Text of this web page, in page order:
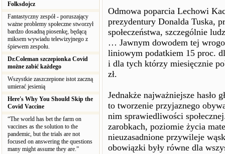
Folksdojcz
Fantastyczny zespół - poruszający
ważne problemy społeczne stworzył
bardzo dosadną piosenkę, będącą
miksem wywiadu telewizyjnego z
śpiewem zespołu.
Dr.Coleman szczepionka Covid
możne zabić każdego
Wszystkie zaszczepione istot zaczną
umierać jesienią
Here's Why You Should Skip the
Covid Vaccine
“The world has bet the farm on
vaccines as the solution to the
pandemic, but the trials are not
focused on answering the questions
many might assume they are.”
Odmowa poparcia Lechowi
prezydentury Donalda Tuska,
społeczeństwa, szczególnie
… Jawnym dowodem tej
liniowym podatkiem 15 proc.
i dla tych którzy miesięcznie
zł.
Jednakże najważniejsze hasło
to tworzenie przyjaznego
nim sprawiedliwości
zarobkach, poziomie życia
nieuzasadnione przywileje
obowiązki były równe dla